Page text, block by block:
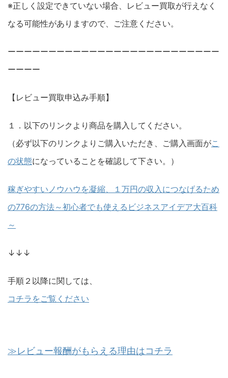
※正しく設定できていない場合、レビュー買取が行えなく
なる可能性がありますので、ご注意ください。
ーーーーーーーーーーーーーーーーーーーーーーーーーー
ーーーー
【レビュー買取申込み手順】
１．以下のリンクより商品を購入してください。
（必ず以下のリンクよりご購入いただき、ご購入画面がこ
の状態になっていることを確認して下さい。）
稼ぎやすいノウハウを凝縮、１万円の収入につなげるため
の776の方法～初心者でも使えるビジネスアイデア大百科
～
↓↓↓
手順２以降に関しては、
コチラをご覧ください
≫レビュー報酬がもらえる理由はコチラ